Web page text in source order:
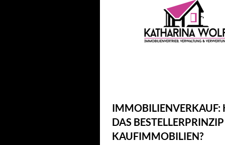
DAS
KAUFIMMOBILIEN?